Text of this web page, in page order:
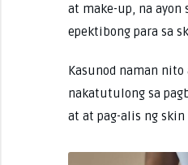
at make-up, na ayon
epektibong para sa
Kasunod naman
nakatutulong sa
at at pag-alis ng